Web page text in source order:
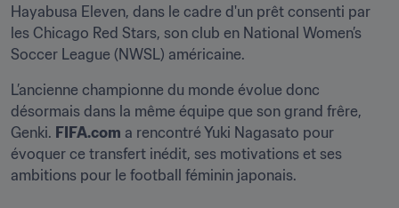
Hayabusa Eleven, dans le cadre d'un prêt consenti par
les Chicago Red Stars, son club en National Women’s
Soccer League (NWSL) américaine.
L’ancienne championne du monde évolue donc
désormais dans la même équipe que son grand frêre,
Genki. FIFA.com a rencontré Yuki Nagasato pour
évoquer ce transfert inédit, ses motivations et ses
ambitions pour le football féminin japonais.